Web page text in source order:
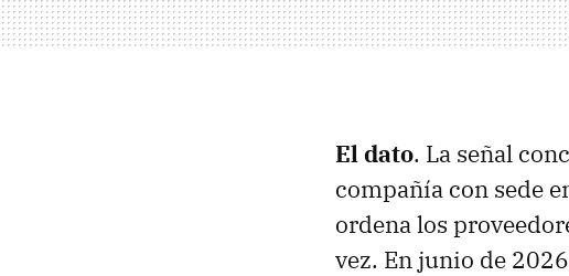
El dato. La señal
compañía con sede
ordena los
vez. En junio de